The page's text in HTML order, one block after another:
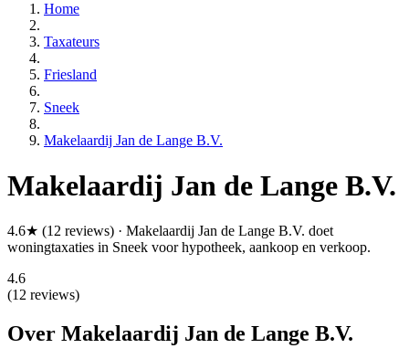
Home
Taxateurs
Friesland
Sneek
Makelaardij Jan de Lange B.V.
Makelaardij Jan de Lange B.V.
4.6★ (12 reviews) · Makelaardij Jan de Lange B.V. doet
woningtaxaties in Sneek voor hypotheek, aankoop en verkoop.
4.6
(12 reviews)
Over Makelaardij Jan de Lange B.V.